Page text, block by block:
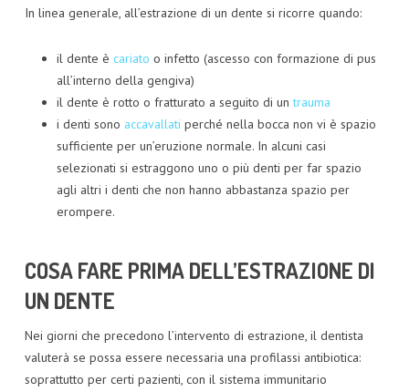
In linea generale, all’estrazione di un dente si ricorre quando:
il dente è cariato o infetto (ascesso con formazione di pus
all’interno della gengiva)
il dente è rotto o fratturato a seguito di untrauma
i denti sono accavallati perché nella bocca non vi è spazio
sufficiente per un’eruzione normale. In alcuni casi
selezionati si estraggono uno o più denti per far spazio
agli altri i denti che non hanno abbastanza spazio per
erompere.
COSA FARE PRIMA DELL’ESTRAZIONE DI
UN DENTE
Nei giorni che precedono l’intervento di estrazione, il dentista
valuterà se possa essere necessaria una profilassi antibiotica:
soprattutto per certi pazienti, con il sistema immunitario